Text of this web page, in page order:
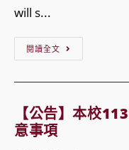
關
will s...
閱讀全文
IBSC
After-
School
【公告】本校
意事項